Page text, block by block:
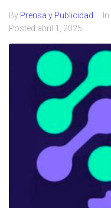
By Prensa y Publicidad In
Posted abril 1, 2025